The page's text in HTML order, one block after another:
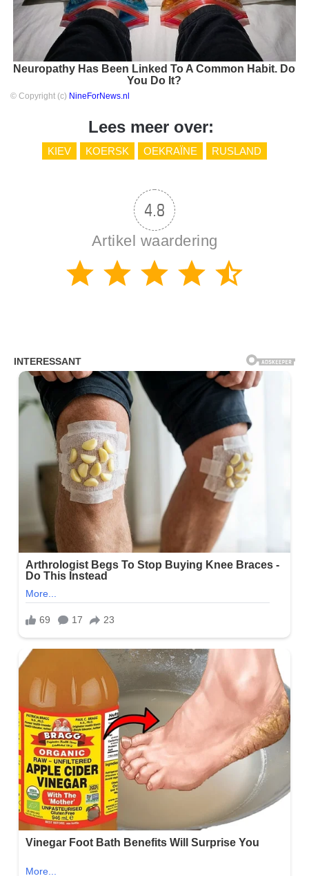
Neuropathy Has Been Linked To A Common Habit. Do
You Do It?
© Copyright (c) NineForNews.nl
Lees meer over:
KIEV KOERSK OEKRAÏNE RUSLAND
4.8
Artikel waardering